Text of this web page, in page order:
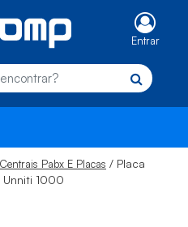
Entrar
Centrais Pabx E Placas / Placa
Unniti 1000